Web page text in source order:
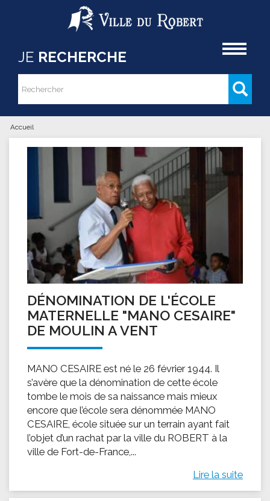
Aller au contenu principal
JE RECHERCHE
Formulaire de recherche
Rechercher
Vous êtes ici
Accueil
DÉNOMINATION DE L'ÉCOLE
MATERNELLE "MANO CESAIRE"
DE MOULIN A VENT
MANO CESAIRE est né le 26 février 1944. Il
s’avère que la dénomination de cette école
tombe le mois de sa naissance mais mieux
encore que l’école sera dénommée MANO
CESAIRE, école située sur un terrain ayant fait
l’objet d’un rachat par la ville du ROBERT à la
ville de Fort-de-France,...
Lire la suite